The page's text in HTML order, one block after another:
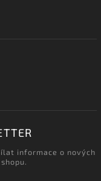
informace o nových